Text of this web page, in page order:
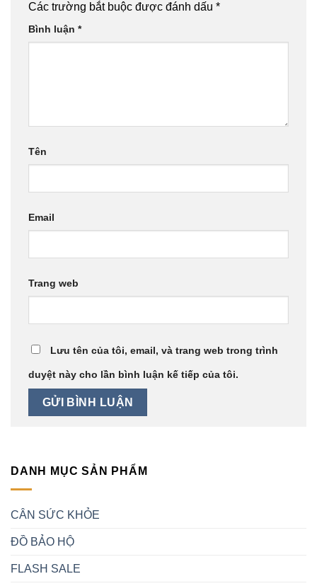
Các trường bắt buộc được đánh dấu *
Bình luận *
Tên
Email
Trang web
Lưu tên của tôi, email, và trang web trong trình
duyệt này cho lần bình luận kế tiếp của tôi.
DANH MỤC SẢN PHẨM
CÂN SỨC KHỎE
ĐỒ BẢO HỘ
FLASH SALE